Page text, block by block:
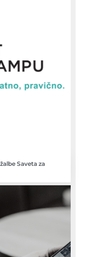
Saveta za